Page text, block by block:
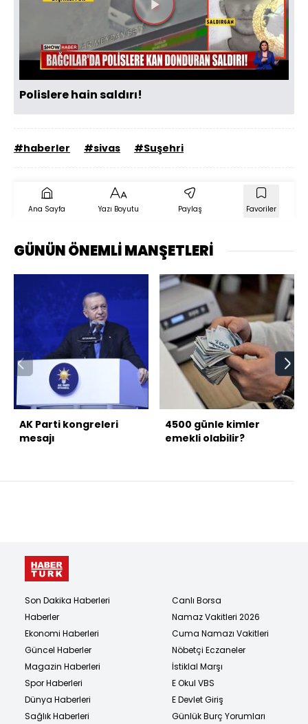
Videoyu
Oynat
Polislere hain saldırı!
#haberler #sivas #Suşehri
Ana Sayfa Yazı Boyutu Paylaş Favoriler
GÜNÜN ÖNEMLİ MANŞETLERİ
AK Parti kongreleri
mesajı
4500 günle kimler
emekli olabilir?
Son Dakika Haberleri
Haberler
Ekonomi Haberleri
Güncel Haberler
Magazin Haberleri
Spor Haberleri
Dünya Haberleri
Sağlık Haberleri
Canlı Borsa
Namaz Vakitleri 2026
Cuma Namazı Vakitleri
Nöbetçi Eczaneler
İstiklal Marşı
E Okul VBS
E Devlet Giriş
Günlük Burç Yorumları